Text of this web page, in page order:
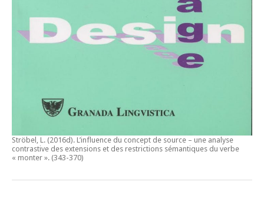
Ströbel, L. (2016d). L’influence du concept de source – une analyse
contrastive des extensions et des restrictions sémantiques du verbe
« monter ». (343-370)